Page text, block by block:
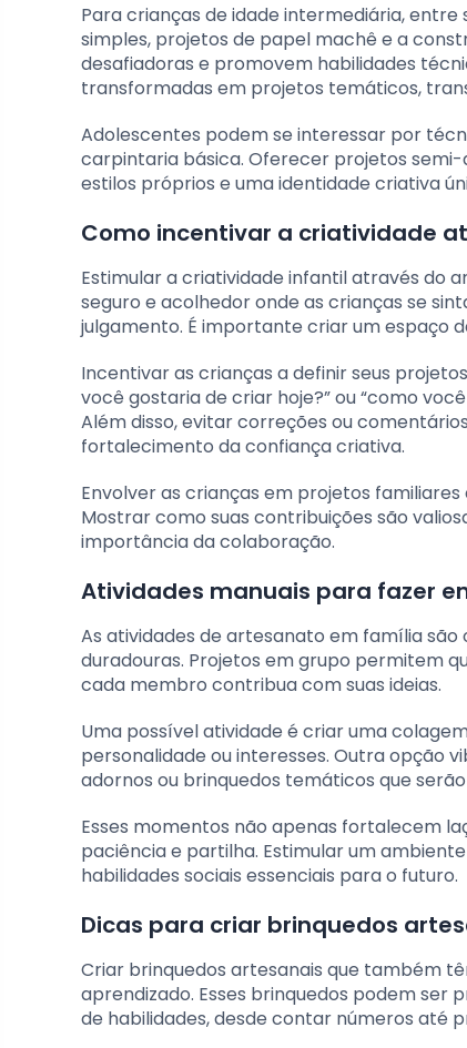
Para crianças de idade intermediária,
simples, projetos de papel machê e a
desafiadoras e promovem habilidades
transformadas em projetos temáticos,
Adolescentes podem se interessar por
carpintaria básica. Oferecer projetos
estilos próprios e uma identidade criativa
Como incentivar a criatividade
Estimular a criatividade infantil através do
seguro e acolhedor onde as crianças se
julgamento. É importante criar um espaço
Incentivar as crianças a definir seus
você gostaria de criar hoje?” ou “como
Além disso, evitar correções ou
fortalecimento da confiança criativa.
Envolver as crianças em projetos
Mostrar como suas contribuições são
importância da colaboração.
Atividades manuais para fazer
As atividades de artesanato em família
duradouras. Projetos em grupo permitem
cada membro contribua com suas ideias.
Uma possível atividade é criar uma
personalidade ou interesses. Outra opção
adornos ou brinquedos temáticos que
Esses momentos não apenas fortalecem
paciência e partilha. Estimular um
habilidades sociais essenciais para o futuro.
Dicas para criar brinquedos
Criar brinquedos artesanais que também
aprendizado. Esses brinquedos podem ser
de habilidades, desde contar números até